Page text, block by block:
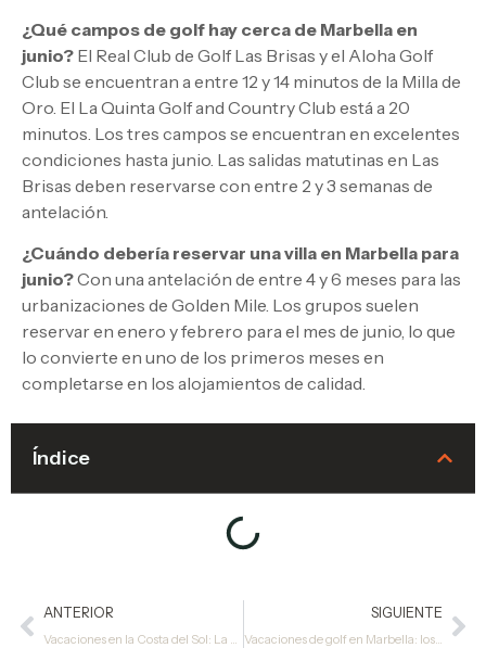
¿Qué campos de golf hay cerca de Marbella en
junio? El Real Club de Golf Las Brisas y el Aloha Golf
Club se encuentran a entre 12 y 14 minutos de la Milla de
Oro. El La Quinta Golf and Country Club está a 20
minutos. Los tres campos se encuentran en excelentes
condiciones hasta junio. Las salidas matutinas en Las
Brisas deben reservarse con entre 2 y 3 semanas de
antelación.
¿Cuándo debería reservar una villa en Marbella para
junio?Con una antelación de entre 4 y 6 meses para las
urbanizaciones de Golden Mile. Los grupos suelen
reservar en enero y febrero para el mes de junio, lo que
lo convierte en uno de los primeros meses en
completarse en los alojamientos de calidad.
Índice
ANTERIOR SIGUIENTE
Vacaciones de golf en Marbella: los mejores campos, horarios de salida y dónde alojarse